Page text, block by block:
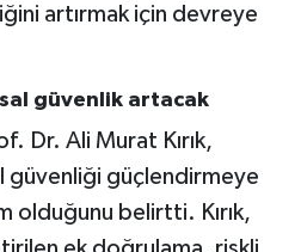
artırmak için devreye
güvenlik artacak
Dr. Ali Murat Kırık,
güvenliği güçlendirmeye
olduğunu belirtti. Kırık,